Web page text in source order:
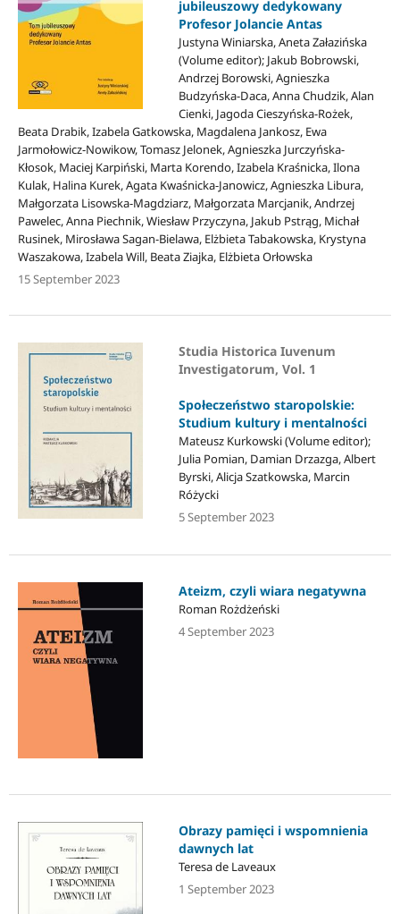
jubileuszowy dedykowany
Profesor Jolancie Antas
Justyna Winiarska, Aneta Załazińska
(Volume editor); Jakub Bobrowski,
Andrzej Borowski, Agnieszka
Budzyńska-Daca, Anna Chudzik, Alan
Cienki, Jagoda Cieszyńska-Rożek,
Beata Drabik, Izabela Gatkowska, Magdalena Jankosz, Ewa
Jarmołowicz-Nowikow, Tomasz Jelonek, Agnieszka Jurczyńska-
Kłosok, Maciej Karpiński, Marta Korendo, Izabela Kraśnicka, Ilona
Kulak, Halina Kurek, Agata Kwaśnicka-Janowicz, Agnieszka Libura,
Małgorzata Lisowska-Magdziarz, Małgorzata Marcjanik, Andrzej
Pawelec, Anna Piechnik, Wiesław Przyczyna, Jakub Pstrąg, Michał
Rusinek, Mirosława Sagan-Bielawa, Elżbieta Tabakowska, Krystyna
Waszakowa, Izabela Will, Beata Ziajka, Elżbieta Orłowska
15 September 2023
Studia Historica Iuvenum
Investigatorum, Vol. 1
Społeczeństwo staropolskie:
Studium kultury i mentalności
Mateusz Kurkowski (Volume editor);
Julia Pomian, Damian Drzazga, Albert
Byrski, Alicja Szatkowska, Marcin
Różycki
5 September 2023
Ateizm, czyli wiara negatywna
Roman Rożdżeński
4 September 2023
Obrazy pamięci i wspomnienia
dawnych lat
Teresa de Laveaux
1 September 2023